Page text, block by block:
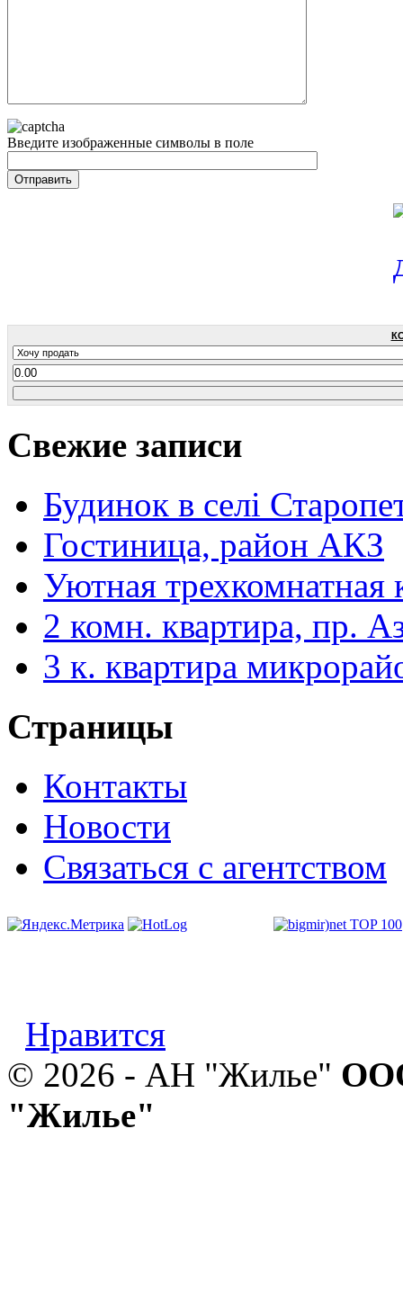
Введите изображенные символы в поле
Свежие записи
Будинок в селі
Гостиница, район АКЗ
Уютная трехкомнатная
2 комн. квартира, пр.
3 к. квартира
Страницы
Контакты
Новости
Связаться с агентством
Нравится
© 2026 - АН "Жилье"
"Жилье"